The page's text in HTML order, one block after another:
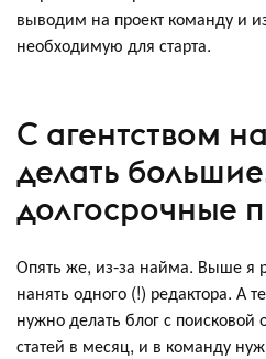
выводим на проект команду и
необходимую для старта.
С агентством
делать
долгосрочные
Опять же, из-за найма. Выше я
нанять одного (!) редактора. А
нужно делать блог с
статей в месяц, и в команду